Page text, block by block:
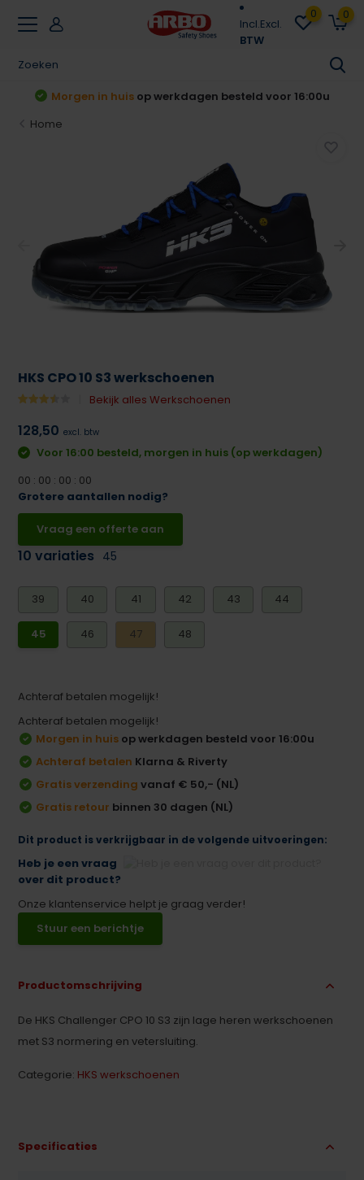
Incl.Excl.
BTW
0 0
Morgen in huis op werkdagen besteld voor 16:00u
Home
HKS CPO 10 S3 werkschoenen
Bekijk alles Werkschoenen
128,50 excl. btw
Voor 16:00 besteld, morgen in huis (op werkdagen)
00 : 00 : 00 : 00
Grotere aantallen nodig?
Vraag een offerte aan
10 variaties 45
39 40 41 42 43 44
45 46 47 48
Achteraf betalen mogelijk!
Achteraf betalen mogelijk!
Morgen in huis op werkdagen besteld voor 16:00u
Achteraf betalen Klarna & Riverty
Gratis verzending vanaf € 50,- (NL)
Gratis retour binnen 30 dagen (NL)
Dit product is verkrijgbaar in de volgende uitvoeringen:
Heb je een vraag
over dit product?
Onze klantenservice helpt je graag verder!
Stuur een berichtje
Productomschrijving
De HKS Challenger CPO 10 S3 zijn lage heren werkschoenen
met S3 normering en vetersluiting.
Categorie: HKS werkschoenen
Specificaties